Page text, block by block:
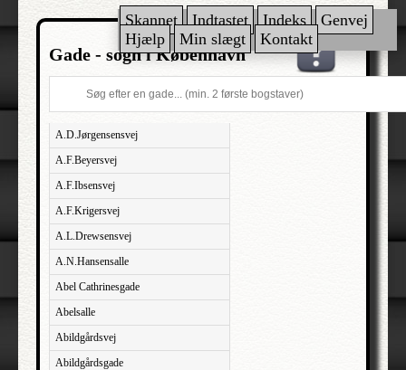
Skannet Indtastet Indeks
Genvej
Hjælp
Min slægt Kontakt
Gade - sogn i København
A.D.Jørgensensvej
A.F.Beyersvej
A.F.Ibsensvej
A.F.Krigersvej
A.L.Drewsensvej
A.N.Hansensalle
Abel Cathrinesgade
Abelsalle
Abildgårdsvej
Abildgårdsgade